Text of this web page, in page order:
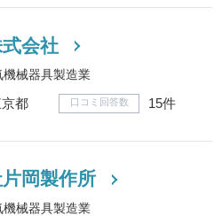
会社
機械器具製造業
都 口コミ回答数 15件
岡製作所
機械器具製造業